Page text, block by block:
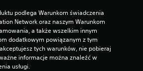
podlega Warunkom świadczenia
Network oraz naszym Warunkom
a także wszelkim innym
dodatkowym powiązanym z tym
tych warunków, nie pobieraj
informacje można znaleźć w
usługi.